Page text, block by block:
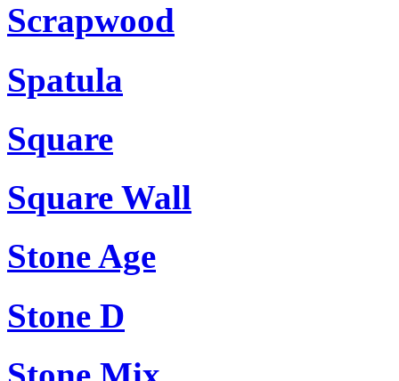
Scrapwood
Spatula
Square
Square Wall
Stone Age
Stone D